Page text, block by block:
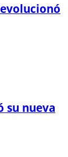
su nueva